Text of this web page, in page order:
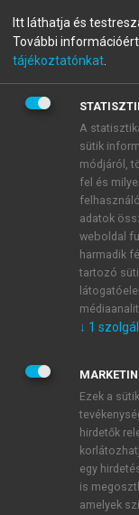
A regisztráció
BELÉPÉS
ÚJ FIÓK
1 óra
E-MAIL-CÍM
JELSZÓ
JELSZÓ ÚJRA
Kérek
Itt láthatja és
További
tájékoztatónkat
A
sütik
módjáról,
fel és
adatok
weboldal
harmadik
tartozó
↓ 1
Ezek a
hirdetők
egy
is
amelyek